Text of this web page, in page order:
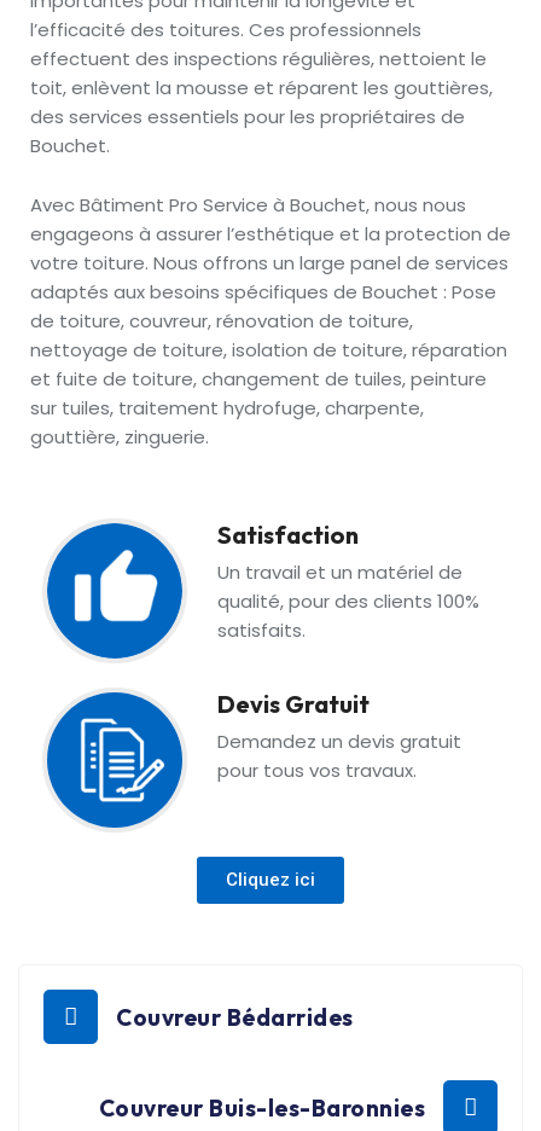
l’efficacité des toitures. Ces professionnels
effectuent des inspections régulières, nettoient le
toit, enlèvent la mousse et réparent les gouttières,
des services essentiels pour les propriétaires de
Bouchet.
Avec Bâtiment Pro Service à Bouchet, nous nous
engageons à assurer l’esthétique et la protection de
votre toiture. Nous offrons un large panel de services
adaptés aux besoins spécifiques de Bouchet : Pose
de toiture, couvreur, rénovation de toiture,
nettoyage de toiture, isolation de toiture, réparation
et fuite de toiture, changement de tuiles, peinture
sur tuiles, traitement hydrofuge, charpente,
gouttière, zinguerie.
Satisfaction
Un travail et un matériel de
qualité, pour des clients 100%
satisfaits.
Devis Gratuit
Demandez un devis gratuit
pour tous vos travaux.
Cliquez ici
Couvreur Bédarrides
Couvreur Buis-les-Baronnies